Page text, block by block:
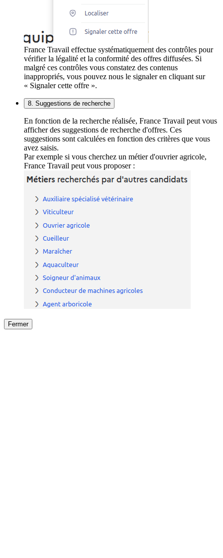
France Travail effectue systématiquement des contrôles pour
vérifier la légalité et la conformité des offres diffusées. Si
malgré ces contrôles vous constatez des contenus
inappropriés, vous pouvez nous le signaler en cliquant sur
« Signaler cette offre ».
8. Suggestions de recherche
En fonction de la recherche réalisée, France Travail peut vous
afficher des suggestions de recherche d'offres. Ces
suggestions sont calculées en fonction des critères que vous
avez saisis.
Par exemple si vous cherchez un métier d'ouvrier agricole,
France Travail peut vous proposer :
Fermer